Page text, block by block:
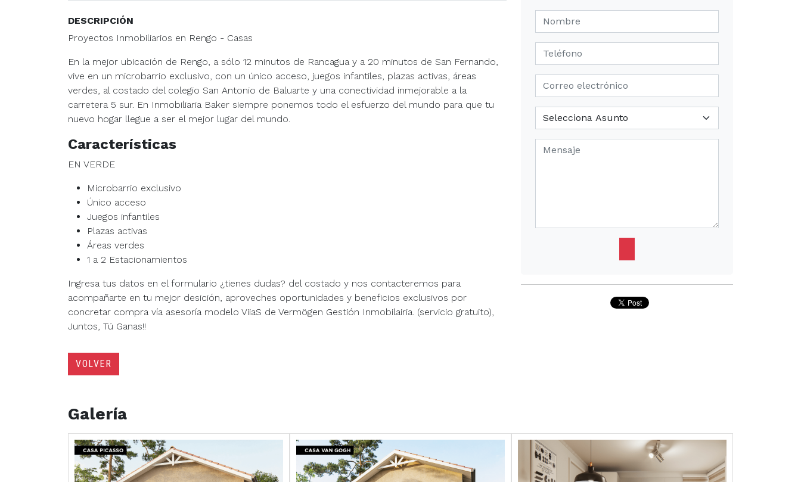
DESCRIPCIÓN
Proyectos Inmobiliarios en Rengo - Casas
En la mejor ubicación de Rengo, a sólo 12 minutos de Rancagua y a 20 minutos de San Fernando,
vive en un microbarrio exclusivo, con un único acceso, juegos infantiles, plazas activas, áreas
verdes, al costado del colegio San Antonio de Baluarte y una conectividad inmejorable a la
carretera 5 sur. En Inmobiliaria Baker siempre ponemos todo el esfuerzo del mundo para que tu
nuevo hogar llegue a ser el mejor lugar del mundo.
Características
EN VERDE
Microbarrio exclusivo
Único acceso
Juegos infantiles
Plazas activas
Áreas verdes
1 a 2 Estacionamientos
Ingresa tus datos en el formulario ¿tienes dudas? del costado y nos contacteremos para
acompañarte en tu mejor desición, aproveches oportunidades y beneficios exclusivos por
concretar compra vía asesoría modelo ViiaS de Vermögen Gestión Inmobilairia. (servicio gratuito),
Juntos, Tú Ganas!!
VOLVER
Galería